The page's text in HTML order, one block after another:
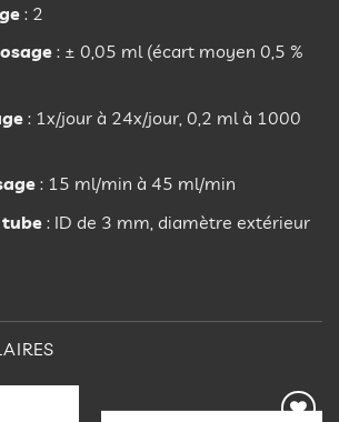
: 2
: ± 0,05 ml (écart moyen 0,5 %
: 1x/jour à 24x/jour, 0,2 ml à 1000
: 15 ml/min à 45 ml/min
tube : ID de 3 mm, diamètre extérieur